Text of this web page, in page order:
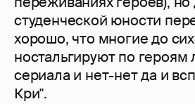
студенческой юности
хорошо, что многие до
ностальгируют по
сериала и нет-нет да и
Кри".